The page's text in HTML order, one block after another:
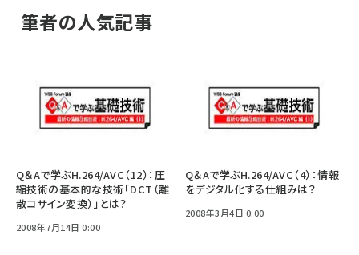
筆者の人気記事
Q＆Aで学ぶH.264/AVC（12）：圧
縮技術の基本的な技術「DCT（離
散コサイン変換）」とは？
2008年7月14日 0:00
Q＆Aで学ぶH.264/AVC（4）：情報
をデジタル化する仕組みは？
2008年3月4日 0:00